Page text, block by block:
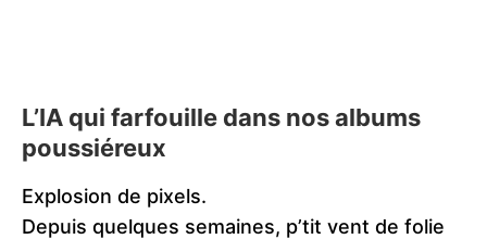
L’IA qui farfouille dans nos albums
poussiéreux
Explosion de pixels.
Depuis quelques semaines, p’tit vent de folie